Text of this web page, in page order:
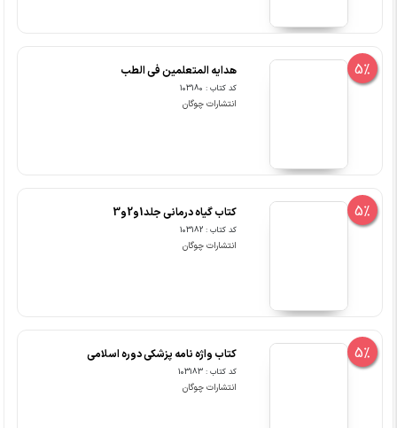
5% هدایه المتعلمین فی الطب
کد کتاب : 103180
انتشارات چوگان
5% کتاب گیاه درمانی جلد1و2و3
کد کتاب : 103182
انتشارات چوگان
5% کتاب واژه نامه پزشکی دوره اسلامی
کد کتاب : 103183
انتشارات چوگان